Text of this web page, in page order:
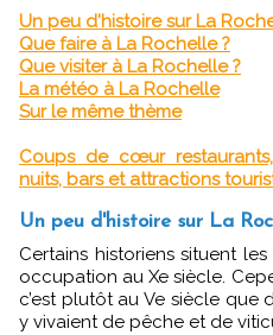
Un peu d'histoire sur La
Que faire à La Rochelle ?
Que visiter à La Rochelle ?
La météo à La Rochelle
Sur le même thème
Coups de cœur
nuits, bars et attractions
Un peu d'histoire sur La
Certains historiens situent les traces de sa toute première
occupation au Xe siècle.
c’est plutôt au Ve siècle que
y vivaient de pêche et de